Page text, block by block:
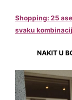
Shopping: 25
svaku
NAKIT U